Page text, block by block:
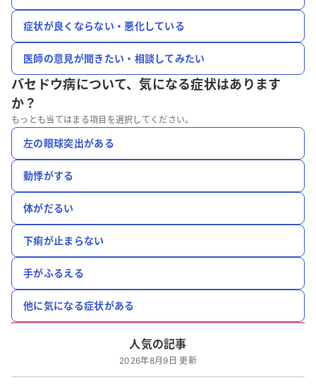
症状が良くならない・悪化している
医師の意見が聞きたい・相談してみたい
バセドウ病について、気になる症状はあります
か？
もっとも当てはまる項目を選択してください。
左の眼球突出がある
動悸がする
体がだるい
下痢が止まらない
手がふるえる
他に気になる症状がある
人気の記事
2026年8月9日 更新